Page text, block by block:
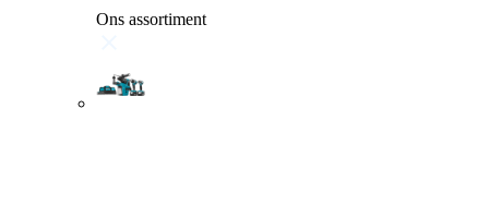
Ons assortiment